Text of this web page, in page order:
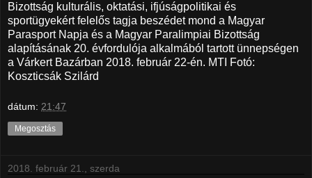
Bizottság kulturális, oktatási, ifjúságpolitikai és
sportügyekért felelős tagja beszédet mond a Magyar
Parasport Napja és a Magyar Paralimpiai Bizottság
alapításának 20. évfordulója alkalmából tartott ünnepségen
a Várkert Bazárban 2018. február 22-én. MTI Fotó:
Koszticsák Szilárd
dátum: 21:47
Megosztás
2018. február 21., szerda